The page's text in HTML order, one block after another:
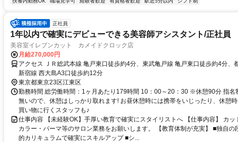
正社員
1年以内で確実にデビューできる美容師アシスタント/正社員
美容室イレブンカット カメイドクロック店
月給270,000円
アクセス ＪＲ総武本線 亀戸東口徒歩約4分、東武亀戸線 亀戸東口徒歩約4分、
新宿線 西大島A3口徒歩約12分
東京都東京23区江東区
勤務時間 総労働時間：1ヶ月あたり179時間 10：00～20：30 ※休憩90分 指名
無いので、休憩はしっかり取れます! お昼休憩時には携帯をいじったり、休憩
買い物に行くスタッフも♪
仕事内容 【未経験OK】手厚い教育で確実にスタイリストへ 【仕事内容】 カッ
カラー・パーマ等のサロン業務をお願いします。 【教育体制が充実】 ■独自の
的カリキュラムで確実にスキルアップ ■シ...